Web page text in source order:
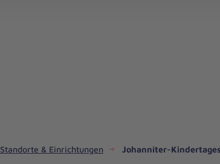
Standorte & Einrichtungen Johanniter-